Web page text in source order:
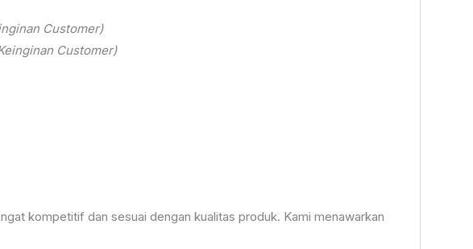
Customer)
Customer)
kompetitif dan sesuai dengan kualitas produk. Kami menawarkan